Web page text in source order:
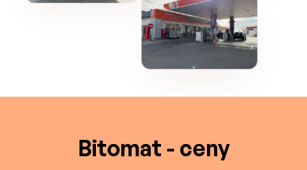
Bitomat - ceny